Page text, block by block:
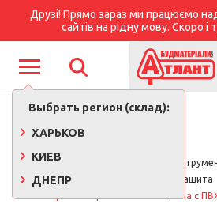
Друзі! Прямо зараз ми працюємо
сайтів на рідну мову. Скоро і
Выбрать регион (склад):
ХАРЬКОВ
КИЕВ
ДНЕПР
Главная
Строительные
Строительная спецодежда и защита
Перчатки трикотажные Корона с